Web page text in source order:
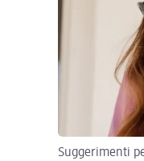
Suggerimenti